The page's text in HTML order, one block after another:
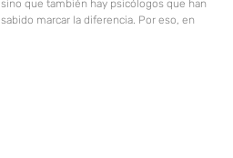
sino que también hay psicólogos que han
sabido marcar la diferencia. Por eso, en